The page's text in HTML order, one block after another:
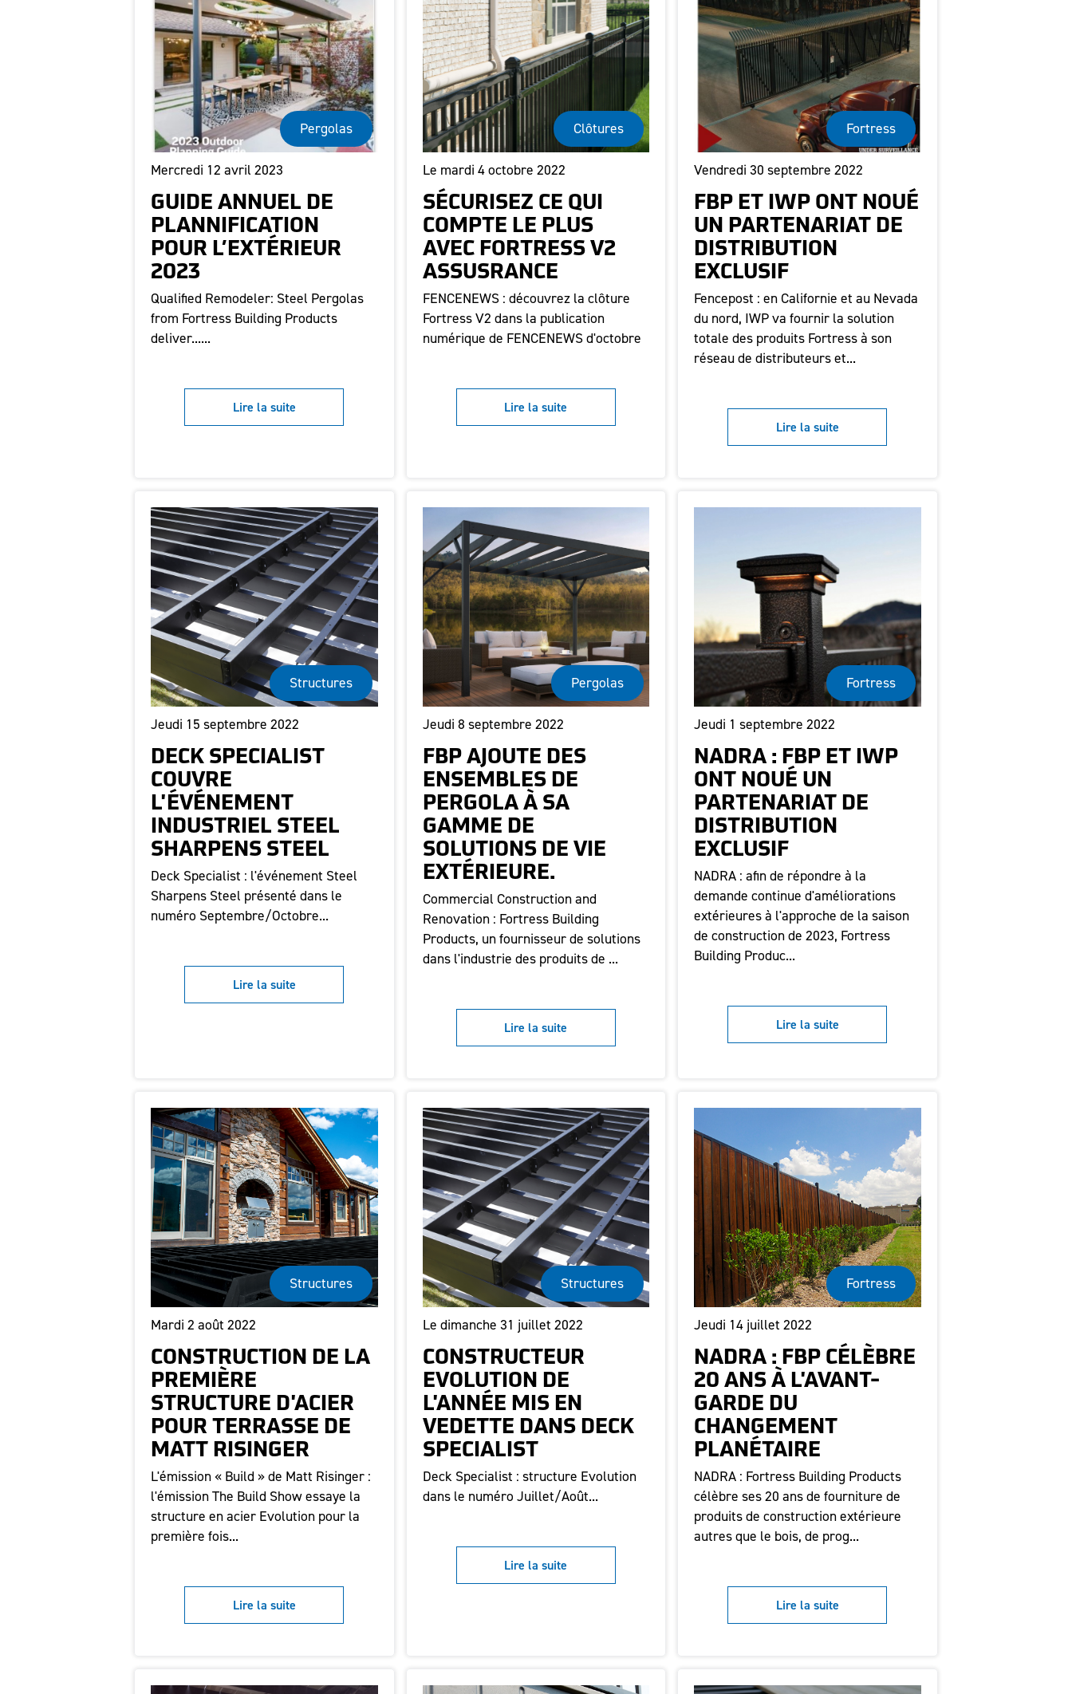
Pergolas
Mercredi 12 avril 2023
GUIDE ANNUEL DE
PLANNIFICATION
POUR L’EXTÉRIEUR
2023
Qualified Remodeler: Steel Pergolas
from Fortress Building Products
deliver......
Lire la suite
Clôtures
Le mardi 4 octobre 2022
SÉCURISEZ CE QUI
COMPTE LE PLUS
AVEC FORTRESS V2
ASSUSRANCE
FENCENEWS : découvrez la clôture
Fortress V2 dans la publication
numérique de FENCENEWS d'octobre
Lire la suite
Fortress
Vendredi 30 septembre 2022
FBP ET IWP ONT NOUÉ
UN PARTENARIAT DE
DISTRIBUTION
EXCLUSIF
Fencepost : en Californie et au Nevada
du nord, IWP va fournir la solution
totale des produits Fortress à son
réseau de distributeurs et...
Lire la suite
Structures
Jeudi 15 septembre 2022
DECK SPECIALIST
COUVRE
L'ÉVÉNEMENT
INDUSTRIEL STEEL
SHARPENS STEEL
Deck Specialist : l'événement Steel
Sharpens Steel présenté dans le
numéro Septembre/Octobre...
Lire la suite
Pergolas
Jeudi 8 septembre 2022
FBP AJOUTE DES
ENSEMBLES DE
PERGOLA À SA
GAMME DE
SOLUTIONS DE VIE
EXTÉRIEURE.
Commercial Construction and
Renovation : Fortress Building
Products, un fournisseur de solutions
dans l'industrie des produits de ...
Lire la suite
Fortress
Jeudi 1 septembre 2022
NADRA : FBP ET IWP
ONT NOUÉ UN
PARTENARIAT DE
DISTRIBUTION
EXCLUSIF
NADRA : afin de répondre à la
demande continue d'améliorations
extérieures à l'approche de la saison
de construction de 2023, Fortress
Building Produc...
Lire la suite
Structures
Mardi 2 août 2022
CONSTRUCTION DE LA
PREMIÈRE
STRUCTURE D'ACIER
POUR TERRASSE DE
MATT RISINGER
L'émission « Build » de Matt Risinger :
l'émission The Build Show essaye la
structure en acier Evolution pour la
première fois...
Lire la suite
Structures
Le dimanche 31 juillet 2022
CONSTRUCTEUR
EVOLUTION DE
L'ANNÉE MIS EN
VEDETTE DANS DECK
SPECIALIST
Deck Specialist : structure Evolution
dans le numéro Juillet/Août...
Lire la suite
Fortress
Jeudi 14 juillet 2022
NADRA : FBP CÉLÈBRE
20 ANS À L'AVANT-
GARDE DU
CHANGEMENT
PLANÉTAIRE
NADRA : Fortress Building Products
célèbre ses 20 ans de fourniture de
produits de construction extérieure
autres que le bois, de prog...
Lire la suite